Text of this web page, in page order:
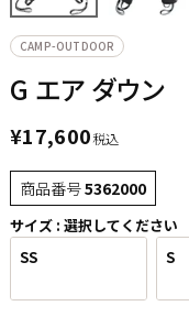
CAMP-OUTDOOR
G エア ダウン
¥17,600税込
商品番号5362000
サイズ 選択してください
SS
S